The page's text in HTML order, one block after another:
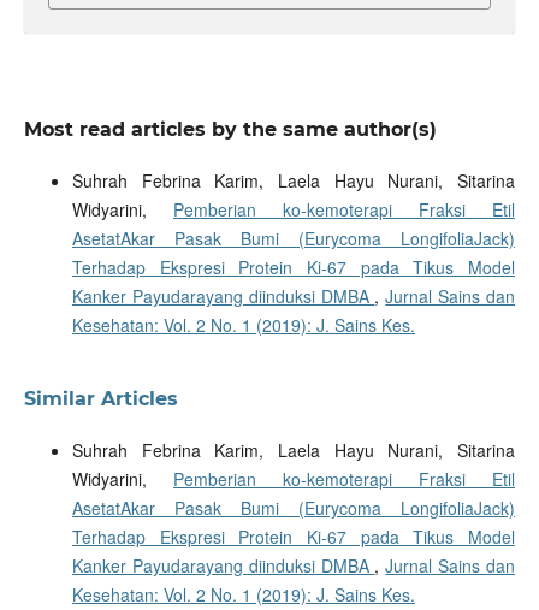
Most read articles by the same author(s)
Suhrah Febrina Karim, Laela Hayu Nurani, Sitarina
Widyarini, Pemberian ko-kemoterapi Fraksi Etil
AsetatAkar Pasak Bumi (Eurycoma LongifoliaJack)
Terhadap Ekspresi Protein Ki-67 pada Tikus Model
Kanker Payudarayang diinduksi DMBA ,Jurnal Sains dan
Kesehatan: Vol. 2 No. 1 (2019): J. Sains Kes.
Similar Articles
Suhrah Febrina Karim, Laela Hayu Nurani, Sitarina
Widyarini, Pemberian ko-kemoterapi Fraksi Etil
AsetatAkar Pasak Bumi (Eurycoma LongifoliaJack)
Terhadap Ekspresi Protein Ki-67 pada Tikus Model
Kanker Payudarayang diinduksi DMBA ,Jurnal Sains dan
Kesehatan: Vol. 2 No. 1 (2019): J. Sains Kes.